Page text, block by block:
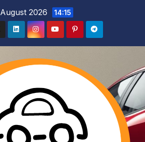
öffnen
2026 14:15